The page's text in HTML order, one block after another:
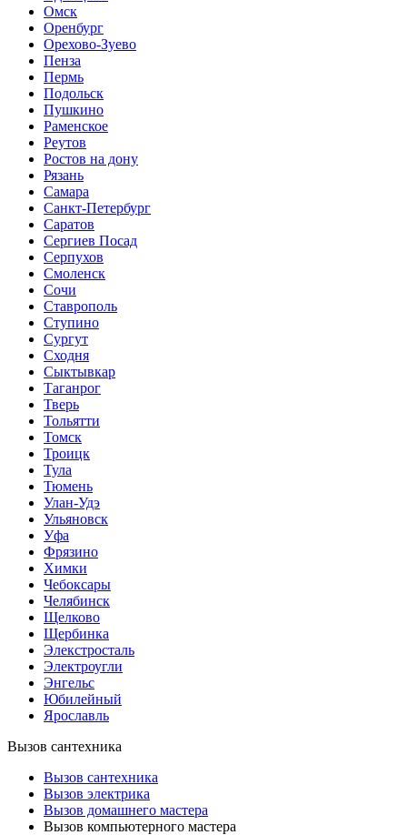
Омск
Оренбург
Орехово-Зуево
Пенза
Пермь
Подольск
Пушкино
Раменское
Реутов
Ростов на дону
Рязань
Самара
Санкт-Петербург
Саратов
Сергиев Посад
Серпухов
Смоленск
Сочи
Ставрополь
Ступино
Сургут
Сходня
Сыктывкар
Таганрог
Тверь
Тольятти
Томск
Троицк
Тула
Тюмень
Улан-Удэ
Ульяновск
Уфа
Фрязино
Химки
Чебоксары
Челябинск
Щелково
Щербинка
Элекстросталь
Электроугли
Энгельс
Юбилейный
Ярославль
Вызов сантехника
Вызов сантехника
Вызов электрика
Вызов домашнего мастера
Вызов компьютерного мастера